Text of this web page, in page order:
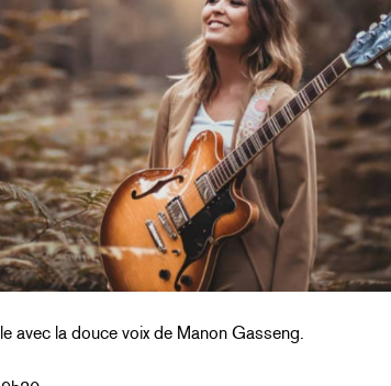
avec la douce voix de Manon Gasseng.